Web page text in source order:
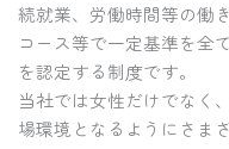
続就業、労働時間等の働
コース等で一定基準を全
を認定する制度です。
当社では女性だけでなく
場環境となるようにさま